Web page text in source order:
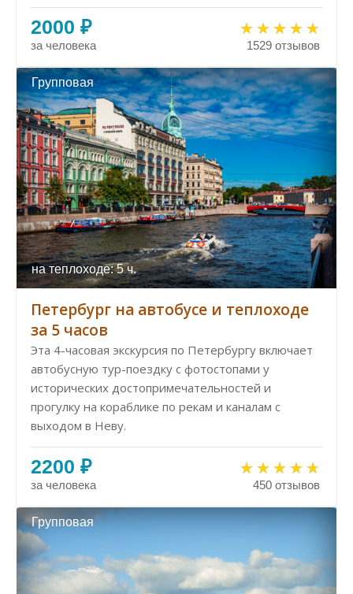
2000 ₽
за человека 1529 отзывов
Групповая
на теплоходе: 5 ч.
Петербург на автобусе и теплоходе
за 5 часов
Эта 4-часовая экскурсия по Петербургу включает
автобусную тур-поездку с фотостопами у
исторических достопримечательностей и
прогулку на кораблике по рекам и каналам с
выходом в Неву.
2200 ₽
за человека 450 отзывов
Групповая